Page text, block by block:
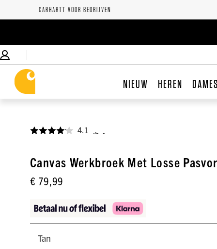
CARHARTT VOOR BEDRIJVEN
NIEUW HEREN DAMES
4.1
Canvas Werkbroek Met Losse
€ 79,99
Tan